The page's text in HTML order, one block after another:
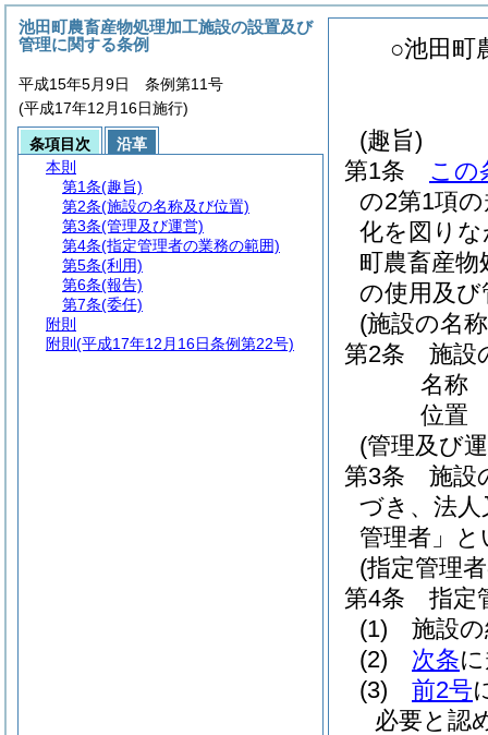
○池田町
(趣旨)
第1条
この
の2第1項
化を図り
町農畜産物
の使用及
(施設の名
第2条
施設
名称
位置
(管理及び
第3条
施設
づき、法
管理者」と
(指定管理
第4条
指定
(1)
施設
(2)
次条
(3)
前2号
必要と認
池田町農畜産物処理加工施設の設置及び
管理に関する条例
平成15年5月9日 条例第11号
(平成17年12月16日施行)
条項目次
沿革
本則
第1条(趣旨)
第2条(施設の名称及び位置)
第3条(管理及び運営)
第4条(指定管理者の業務の範囲)
第5条(利用)
第6条(報告)
第7条(委任)
附則
附則 (平成17年12月16日条例第22号)